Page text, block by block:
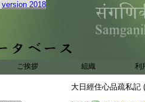
version 2018
ご挨拶 組織 利
大日經住心品疏私記
修道。覆諸徳上名
爲上。又起自根本
云。過於恒沙數上
文 又起信
云
明。從本已來自性